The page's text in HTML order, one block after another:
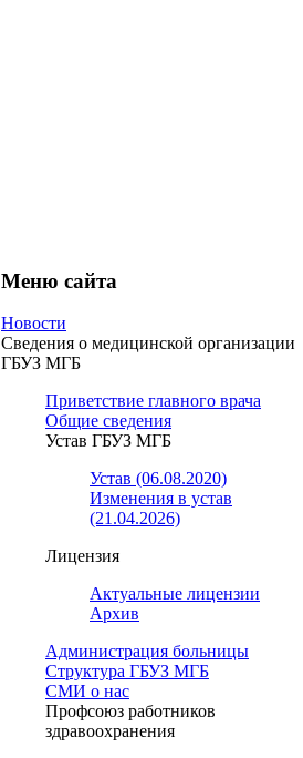
Меню сайта
Новости
Сведения о медицинской организации
ГБУЗ МГБ
Приветствие главного врача
Общие сведения
Устав ГБУЗ МГБ
Устав (06.08.2020)
Изменения в устав
(21.04.2026)
Лицензия
Актуальные лицензии
Архив
Администрация больницы
Структура ГБУЗ МГБ
СМИ о нас
Профсоюз работников
здравоохранения